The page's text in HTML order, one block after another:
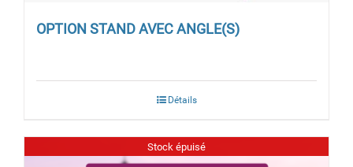
OPTION STAND AVEC ANGLE(S)
Détails
Stock épuisé